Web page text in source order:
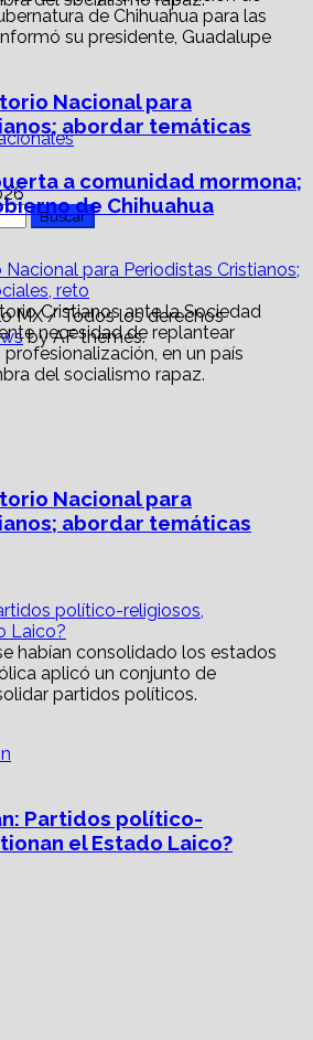
a comunidad mormona;
de Chihuahua
para Periodistas Cristianos;
reto
Nacional para
abordar temáticas
político-religiosos,
Laico?
Partidos político-
el Estado Laico?
Nacional para
abordar temáticas
MX / Todos los derechos
by AF themes.